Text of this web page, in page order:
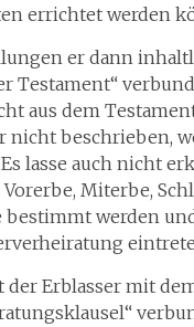
errichtet werden
er dann
Testament“
aus dem
nicht beschrieben,
lasse auch nicht
Miterbe,
bestimmt werden
der Erblasser mit